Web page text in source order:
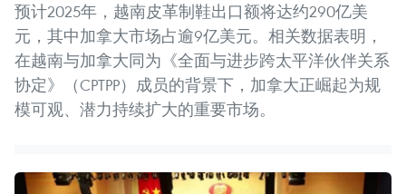
预计2025年，越南皮革制鞋出口额将达约290亿美
元，其中加拿大市场占逾9亿美元。相关数据表明，
在越南与加拿大同为《全面与进步跨太平洋伙伴关系
协定》（CPTPP）成员的背景下，加拿大正崛起为规
模可观、潜力持续扩大的重要市场。